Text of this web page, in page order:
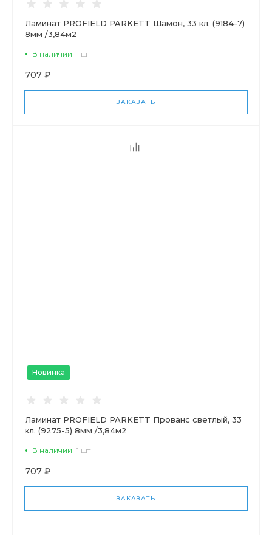
Ламинат PROFIELD PARKETT Шамон, 33 кл. (9184-7)
8мм /3,84м2
В наличии 1 шт
707 ₽
ЗАКАЗАТЬ
Новинка
Ламинат PROFIELD PARKETT Прованс светлый, 33
кл. (9275-5) 8мм /3,84м2
В наличии 1 шт
707 ₽
ЗАКАЗАТЬ